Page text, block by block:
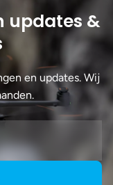
updates &
en updates. Wij